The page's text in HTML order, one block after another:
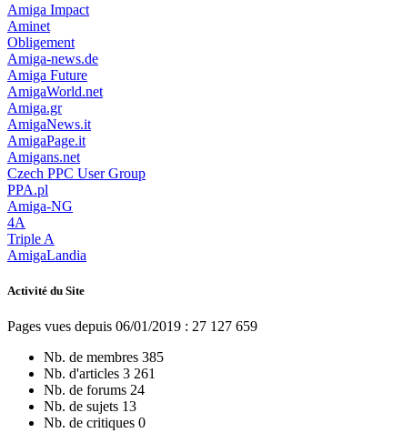
Amiga Impact
Aminet
Obligement
Amiga-news.de
Amiga Future
AmigaWorld.net
Amiga.gr
AmigaNews.it
AmigaPage.it
Amigans.net
Czech PPC User Group
PPA.pl
Amiga-NG
4A
Triple A
AmigaLandia
Activité du Site
Pages vues depuis 06/01/2019 : 27 127 659
Nb. de membres 385
Nb. d'articles 3 261
Nb. de forums 24
Nb. de sujets 13
Nb. de critiques 0